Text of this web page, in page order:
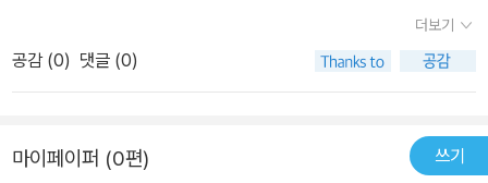
아닌 외부에서 일어나는 것들을 사소하게 무심히 바라보도록 노력해
야 겠다. ​나는 나일 뿐이다. 다른 사람이 뭐라하든 내가 좋으면 그만이
다. 감정의 소용돌이에 휘말리지 말고, 내가 원하는 것에 집중하자. 모
하지 말고, 내가 원하는 대로 말해야겠다 다짐해 본다.
다. 이 이오아시스는 최대한 자연스러운 상태와 가장 가까워질 때 커
지는 속성을 가지고 있다.우린 가끔, 자신의 존재를 잊어버리고 다른
내면에, 바로 지금 여기에 존재한다. 많은 사람들이 많은 기대를 미래
에 둔 채 오늘의 행복을 희생하며 살아가고 있다. 오늘 지금 바로 여기
독서를 다시금 시작해보려고 했다.그리고 에세이를 쓰고자 한다면에
세이를 읽어야겠다는 생각에이 책을 발견했다.나의 현재 상황을 딱
짚어주는 듯한책제목에 가장 끌렸다.역사적으로 이름있는 명사들의
으로삶을 나아가야 한다는 교훈을 주는 책이다.글쓰기에 도움이 되기
더보기
공감 (0) 댓글 (0)
마이페이퍼 (0편) 쓰기